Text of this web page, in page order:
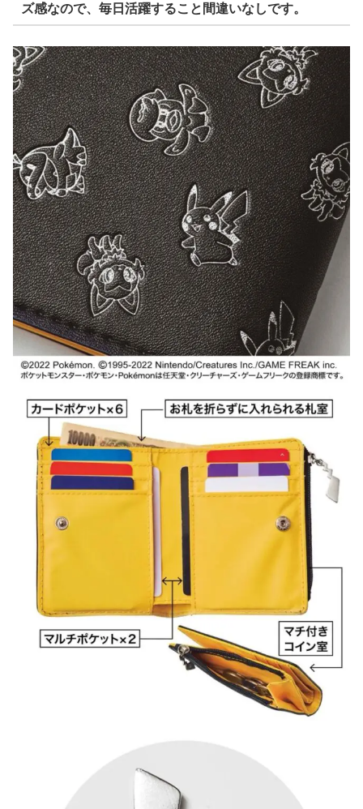
ズ感なので、毎日活躍すること間違いなしです。